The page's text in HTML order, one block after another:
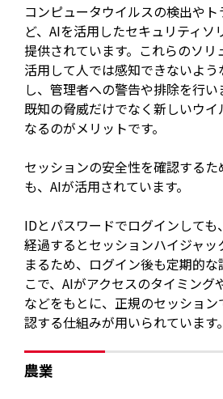
コンピュータウイルスの検出や
ど、AIを活用したセキュリティソ
提供されています。これらのソリ
活用して人では感知できないよ
し、管理者への警告や排除を行い
既知の脅威だけでなく新しいウイ
なるのがメリットです。
セッションの安全性を確認する
も、AIが活用されています。
IDとパスワードでログインして
経過するとセッションハイジャ
まるため、ログイン後も定期的
こで、AIがアクセスのタイミング
などをもとに、正規のセッショ
認する仕組みが用いられています。
農業